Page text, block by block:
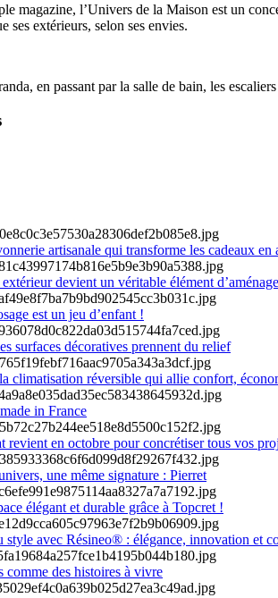
magazine, l’Univers de la Maison est un
ses extérieurs, selon ses envies.
en passant par la salle de bain, les
artisanale qui transforme les cadeaux en
devient un véritable élément
est un jeu d’enfant !
surfaces décoratives prennent du relief
climatisation réversible qui allie confort,
in France
revient en octobre pour concrétiser tous vos
une même signature : Pierret
élégant et durable grâce à Topcret !
style avec Résineo® : élégance, innovation et
comme des histoires à vivre